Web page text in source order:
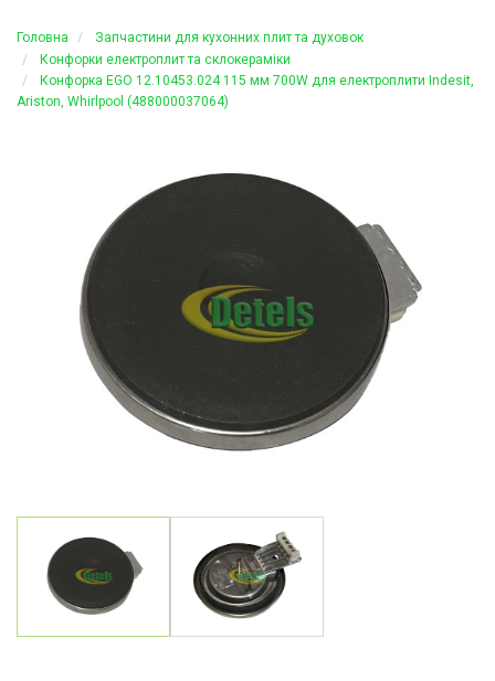
Головна
Запчастини для кухонних плит та духовок
Конфорки електроплит та склокераміки
Конфорка EGO 12.10453.024 115 мм 700W для електроплити Indesit,
Ariston, Whirlpool (488000037064)